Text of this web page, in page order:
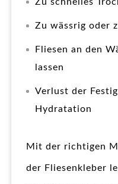
Zu wässrig oder
Fliesen an den
lassen
Verlust der
Hydratation
Mit der richtigen
der Fliesenkleber